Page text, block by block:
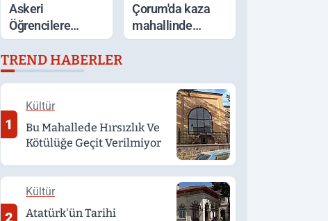
Askeri
Öğrencilere
Sağlanacak
İmkanlar
Açıklandı
Çorum'da kaza
mahallinde
arbede: Yardım
sürücü tarafından
darp edildi
TREND HABERLER
1
Kültür
Bu Mahallede Hırsızlık Ve
Kötülüğe Geçit Verilmiyor
2
Kültür
Atatürk'ün Tarihi